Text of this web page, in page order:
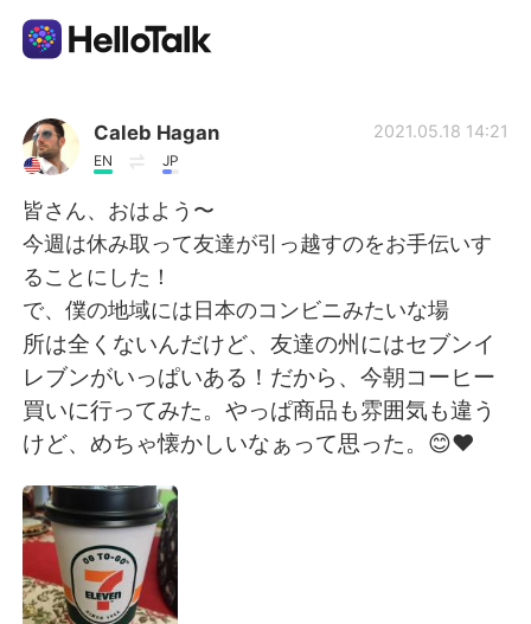
Sprachaustausch-App
AI Grammar Checker
Deutsch
English 简体中文
繁體中文 Español
日本語
Русский
Caleb Hagan
EN JP
2021.05.18 14:21
皆さん、おはよう〜
今週は休み取って友達が引っ越すのをお手伝いす
ることにした！
で、僕の地域には日本のコンビニみたいな場
所は全くないんだけど、友達の州にはセブンイ
レブンがいっぱいある！だから、今朝コーヒー
買いに行ってみた。やっぱ商品も雰囲気も違う
けど、めちゃ懐かしいなぁって思った。😊❤️